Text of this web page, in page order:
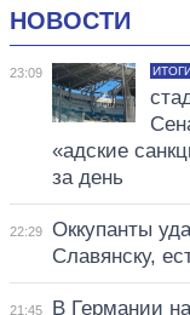
НОВОСТИ
23:09
«адские
за день
22:29
Оккупанты
Славянску,
21:45
В Германии